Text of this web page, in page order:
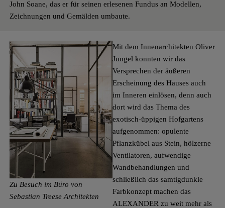
John Soane, das er für seinen erlesenen Fundus an Modellen,
Zeichnungen und Gemälden umbaute.
Zu Besuch im Büro von
Sebastian Treese Architekten
Mit dem Innenarchitekten Oliver
Jungel konnten wir das
Versprechen der äußeren
Erscheinung des Hauses auch
im Inneren einlösen, denn auch
dort wird das Thema des
exotisch-­üppigen Hofgartens
aufgenommen: opulente
Pflanzkübel aus Stein, hölzerne
Ventilatoren, aufwendige
Wandbehandlungen und
schließlich das samtig­dunkle
Farbkonzept machen das
ALEXANDER zu weit mehr als